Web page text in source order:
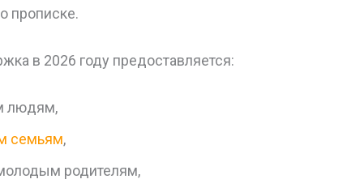
прописке.
в 2026 году предоставляется:
людям,
семьям,
родителям,